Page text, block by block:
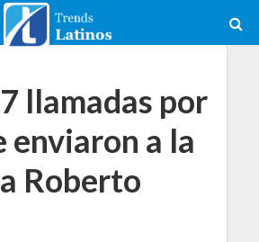
llamadas por
enviaron a la
Roberto